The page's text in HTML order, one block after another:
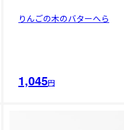
りんごの木のバターへら
1,045円